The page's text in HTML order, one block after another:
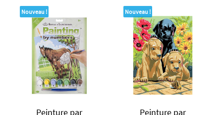
Nouveau !
Peinture par
Nouveau !
Peinture par